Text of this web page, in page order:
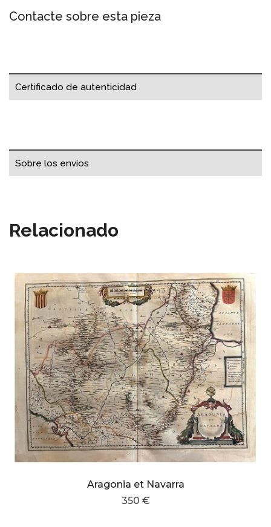
Contacte sobre esta pieza
Certificado de autenticidad
Sobre los envíos
Relacionado
Aragonia et Navarra
350 €